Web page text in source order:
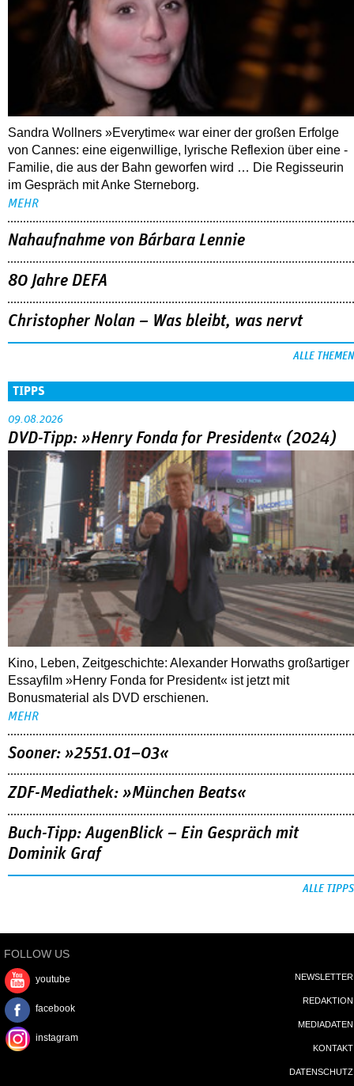
Sandra Wollners »Everytime« war einer der großen Erfolge
von Cannes: eine eigenwillige, lyrische Reflexion über eine ­
Familie, die aus der Bahn geworfen wird … Die Regisseurin
im Gespräch mit Anke Sterneborg.
MEHR
Nahaufnahme von Bárbara Lennie
80 Jahre DEFA
Christopher Nolan – Was bleibt, was nervt
ALLE THEMEN
TIPPS
09.08.2026
DVD-Tipp: »Henry Fonda for President« (2024)
Kino, Leben, Zeitgeschichte: Alexander Horwaths großartiger
Essayfilm »Henry Fonda for President« ist jetzt mit
Bonusmaterial als DVD erschienen.
MEHR
Sooner: »2551.01–03«
ZDF-Mediathek: »München Beats«
Buch-Tipp: AugenBlick – Ein Gespräch mit
Dominik Graf
ALLE TIPPS
FOLLOW US
youtube
facebook
instagram
NEWSLETTER
REDAKTION
MEDIADATEN
KONTAKT
DATENSCHUTZ